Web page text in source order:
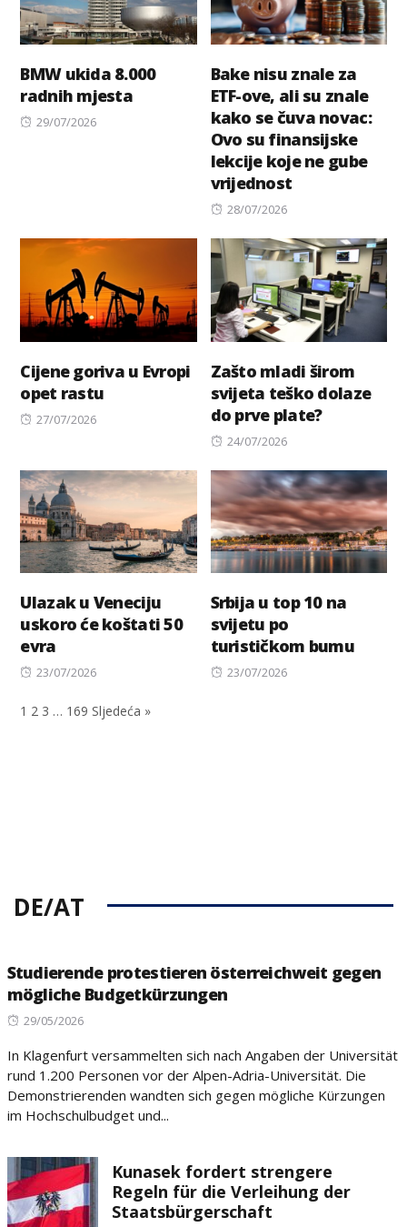
BMW ukida 8.000
radnih mjesta
Posted
29/07/2026
Bake nisu znale za
ETF-ove, ali su znale
kako se čuva novac:
Ovo su finansijske
lekcije koje ne gube
vrijednost
Posted
28/07/2026
Cijene goriva u Evropi
opet rastu
Posted
27/07/2026
Zašto mladi širom
svijeta teško dolaze
do prve plate?
Posted
24/07/2026
Ulazak u Veneciju
uskoro će koštati 50
evra
Posted
23/07/2026
Srbija u top 10 na
svijetu po
turističkom bumu
Posted
23/07/2026
1 2 3 … 169 Sljedeća »
DE/AT
Studierende protestieren österreichweit gegen
mögliche Budgetkürzungen
Posted
29/05/2026
In Klagenfurt versammelten sich nach Angaben der Universität
rund 1.200 Personen vor der Alpen-Adria-Universität. Die
Demonstrierenden wandten sich gegen mögliche Kürzungen
im Hochschulbudget und...
Kunasek fordert strengere
Regeln für die Verleihung der
Staatsbürgerschaft